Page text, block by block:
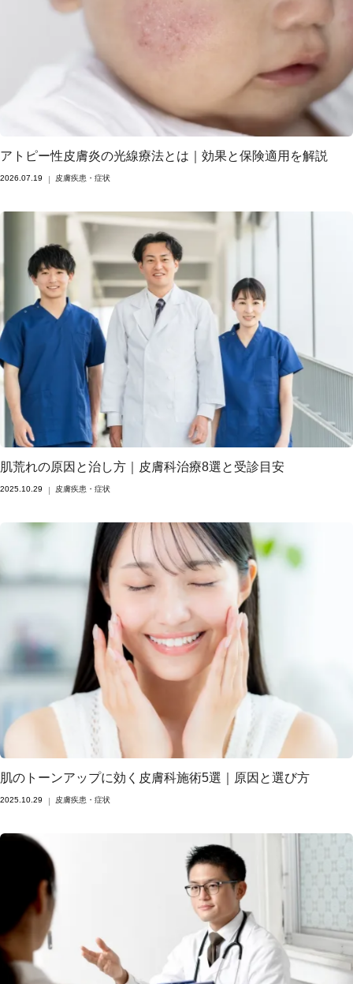
アトピー性皮膚炎の光線療法とは｜効果と保険適用を解説
2026.07.19 皮膚疾患・症状
肌荒れの原因と治し方｜皮膚科治療8選と受診目安
2025.10.29 皮膚疾患・症状
肌のトーンアップに効く皮膚科施術5選｜原因と選び方
2025.10.29 皮膚疾患・症状